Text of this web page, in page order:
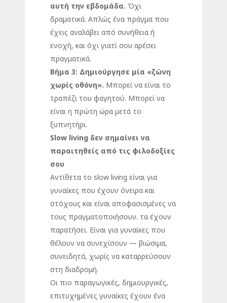
αυτή την εβδομάδα. Όχι
δραματικά. Απλώς ένα πράγμα που
έχεις αναλάβει από συνήθεια ή
ενοχή, και όχι γιατί σου αρέσει
πραγματικά.
Βήμα 3: Δημιούργησε μία «ζώνη
χωρίς οθόνη». Μπορεί να είναι το
τραπέζι του φαγητού. Μπορεί να
είναι η πρώτη ώρα μετά το
ξυπνητήρι.
Slow living δεν σημαίνει να
παραιτηθείς από τις φιλοδοξίες
σου
Αντίθετα το slow living είναι για
γυναίκες που έχουν όνειρα και
στόχους και είναι αποφασισμένες να
τους πραγματοποιήσουν. τα έχουν
παρατήσει. Είναι για γυναίκες που
θέλουν να συνεχίσουν — βιώσιμα,
συνειδητά, χωρίς να καταρρεύσουν
στη διαδρομή.
Οι πιο παραγωγικές, δημιουργικές,
επιτυχημένες γυναίκες έχουν ένα